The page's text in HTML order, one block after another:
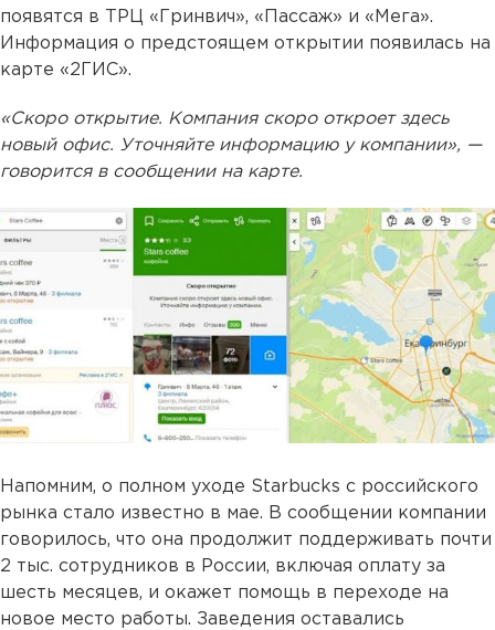
появятся в ТРЦ «Гринвич», «Пассаж» и «Мега».
Информация о предстоящем открытии появилась на
карте «2ГИС».
«Скоро открытие. Компания скоро откроет здесь
новый офис. Уточняйте информацию у компании», —
говорится в сообщении на карте.
Напомним, о полном уходе Starbucks с российского
рынка стало известно в мае. В сообщении компании
говорилось, что она продолжит поддерживать почти
2 тыс. сотрудников в России, включая оплату за
шесть месяцев, и окажет помощь в переходе на
новое место работы. Заведения оставались